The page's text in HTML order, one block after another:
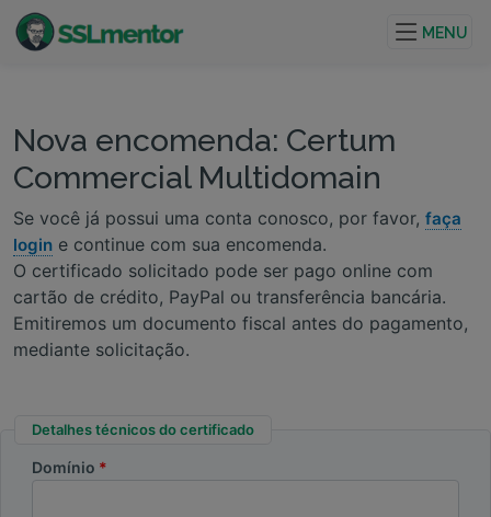
projetos de internet.
MENU
Nova encomenda: Certum
Commercial Multidomain
Se você já possui uma conta conosco, por favor, faça
login e continue com sua encomenda.
O certificado solicitado pode ser pago online com
cartão de crédito, PayPal ou transferência bancária.
Emitiremos um documento fiscal antes do pagamento,
mediante solicitação.
Detalhes técnicos do certificado
Domínio